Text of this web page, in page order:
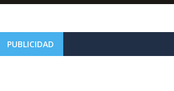
PUBLICIDAD